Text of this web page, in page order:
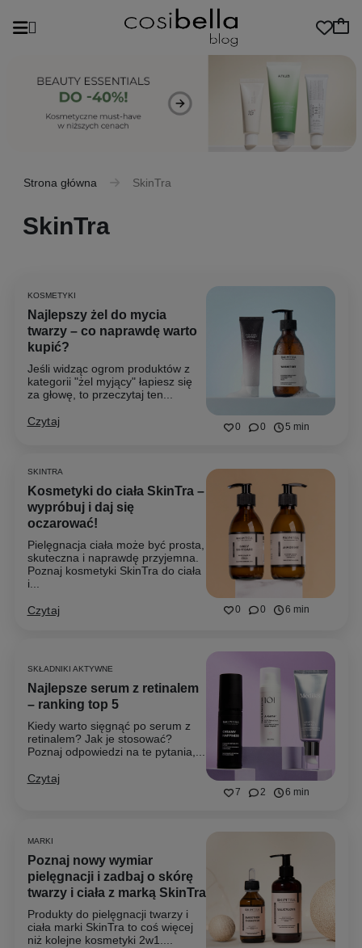
Strona główna SkinTra
SkinTra
0 0 5 min
KOSMETYKI
Najlepszy żel do mycia
twarzy – co naprawdę warto
kupić?
Jeśli widząc ogrom produktów z
kategorii "żel myjący" łapiesz się
za głowę, to przeczytaj ten...
Czytaj
0 0 6 min
SKINTRA
Kosmetyki do ciała SkinTra –
wypróbuj i daj się
oczarować!
Pielęgnacja ciała może być prosta,
skuteczna i naprawdę przyjemna.
Poznaj kosmetyki SkinTra do ciała
i...
Czytaj
7 2 6 min
SKŁADNIKI AKTYWNE
Najlepsze serum z retinalem
– ranking top 5
Kiedy warto sięgnąć po serum z
retinalem? Jak je stosować?
Poznaj odpowiedzi na te pytania,...
Czytaj
MARKI
Poznaj nowy wymiar
pielęgnacji i zadbaj o skórę
twarzy i ciała z marką SkinTra
Produkty do pielęgnacji twarzy i
ciała marki SkinTra to coś więcej
niż kolejne kosmetyki 2w1....